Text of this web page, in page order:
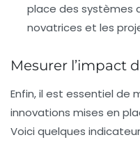
place des systèmes
novatrices et les
Mesurer l’impact
Enfin, il est essentiel de
innovations mises en
Voici quelques